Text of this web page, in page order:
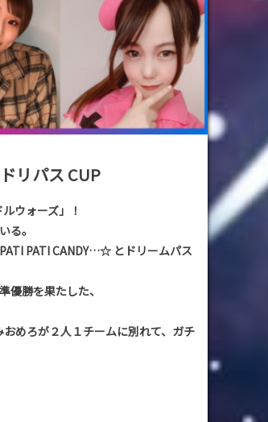
リパス CUP
ウォーズ」！
る。
PATI CANDY…☆ とドリームパス
勝を果たした、
めろが２人１チームに別れて、ガチ